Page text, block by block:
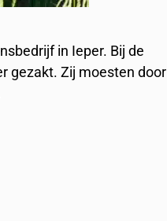
in Ieper. Bij de
gezakt. Zij moesten door